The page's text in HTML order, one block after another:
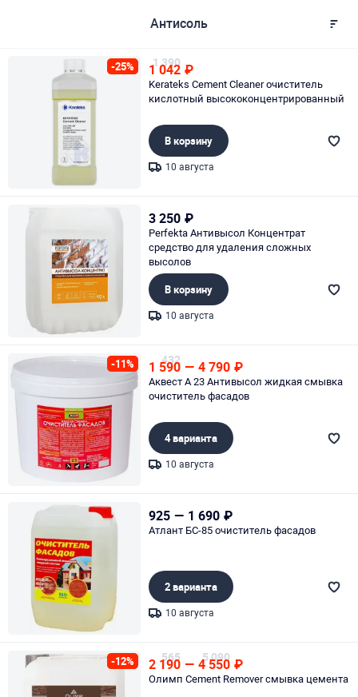
Антисоль
-25% 1 390
1 042 ₽
Kerateks Cement Cleaner очиститель
кислотный высококонцентрированный
В корзину
10 августа
3 250 ₽
Perfekta Антивысол Концентрат
средство для удаления сложных
высолов
В корзину
10 августа
-11% 432
1 590 — 4 790 ₽
Аквест А 23 Антивысол жидкая смывка
очиститель фасадов
4 варианта
10 августа
925 — 1 690 ₽
Атлант БС-85 очиститель фасадов
2 варианта
10 августа
-12% 565
2 190 — 5 090
4 550 ₽
Олимп Cement Remover смывка цемента